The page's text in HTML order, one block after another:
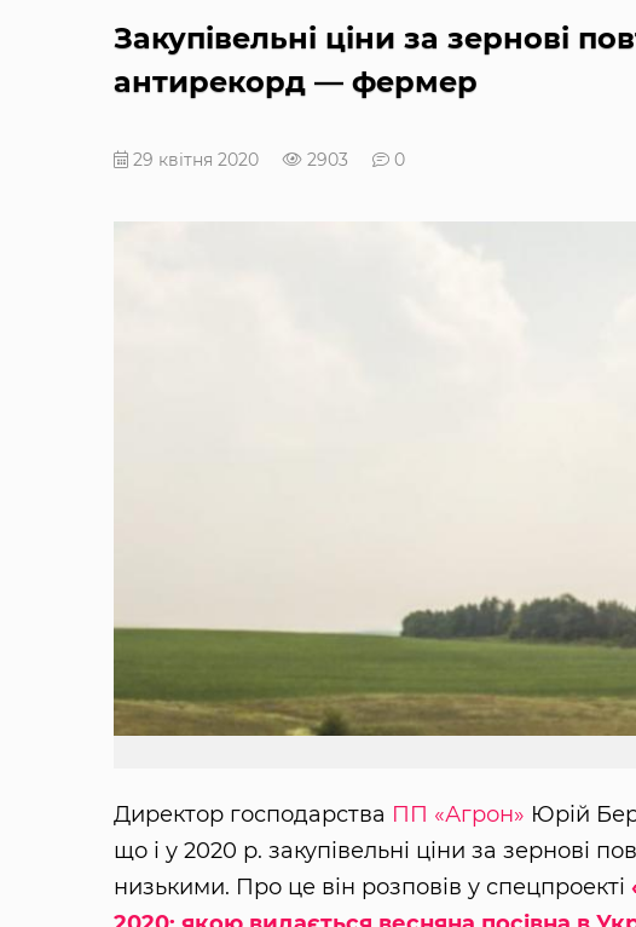
Закупівельні ціни за зернові
антирекорд — фермер
29 квітня 2020 2903 0
Директор господарства ПП «Агрон» Юрій
що і у 2020 р. закупівельні ціни за зернові
низькими. Про це він розповів у спецпроекті